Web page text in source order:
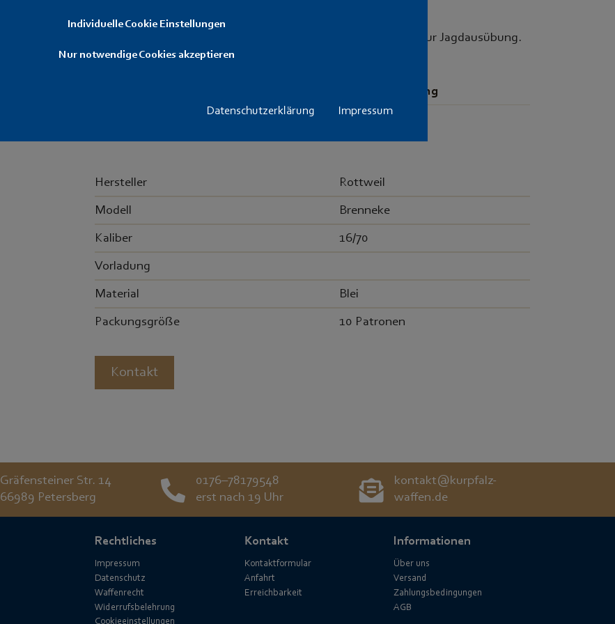
Individuelle Cookie Einstellungen
Nur notwendige Cookies akzeptieren
Datenschutzerklärung Impressum
Qualitativ hochwertige Flintenlaufgeschosse. Ideal geeignet zur Jagdausübung.
Präzise und mit hoher Stoppwirkung.
Preis pro Packung
10 10,- €
Hersteller Rottweil
Modell Brenneke
Kaliber 16/70
Vorladung
Material Blei
Packungsgröße 10 Patronen
Kontakt
Gräfensteiner Str. 14
66989 Petersberg
0176–78179548
erst nach 19 Uhr
kontakt@kurpfalz-
waffen.de
Rechtliches
Impressum
Datenschutz
Waffenrecht
Widerrufsbelehrung
Kontakt
Kontaktformular
Anfahrt
Erreichbarkeit
Informationen
Über uns
Versand
Zahlungsbedingungen
AGB
Cookieeinstellungen